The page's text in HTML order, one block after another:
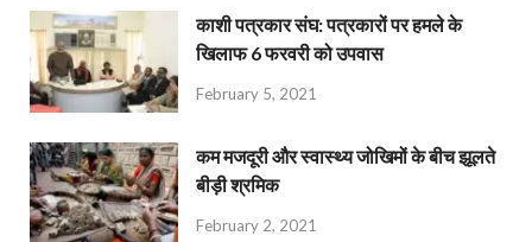
काशी पत्रकार संघ: पत्रकारों पर हमले के
खिलाफ 6 फरवरी को उपवास
February 5, 2021
कम मजदूरी और स्वास्थ्य जोखिमों के बीच झूलते
बीड़ी श्रमिक
February 2, 2021